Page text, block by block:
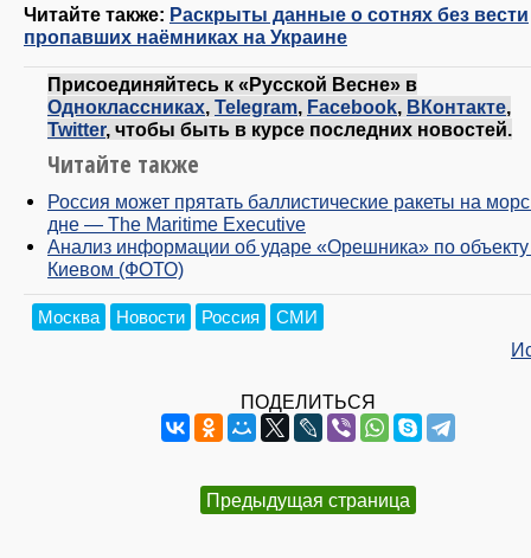
Читайте также: Раскрыты данные о сотнях без вести
пропавших наёмниках на Украине
Присоединяйтесь к «Русской Весне» в
Одноклассниках, Telegram, Facebook, ВКонтакте,
Twitter, чтобы быть в курсе последних новостей.
Читайте также
Россия может прятать баллистические ракеты на
дне — The Maritime Executive
Анализ информации об ударе «Орешника» по
Киевом (ФОТО)
Москва Новости Россия СМИ
ПОДЕЛИТЬСЯ
Предыдущая страница